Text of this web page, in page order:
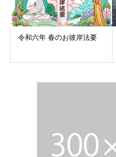
令和六年 春のお彼岸法要